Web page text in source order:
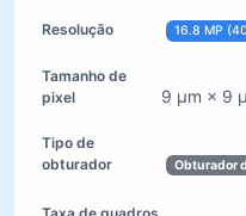
16.8 MP
9 µm × 9
Obturador